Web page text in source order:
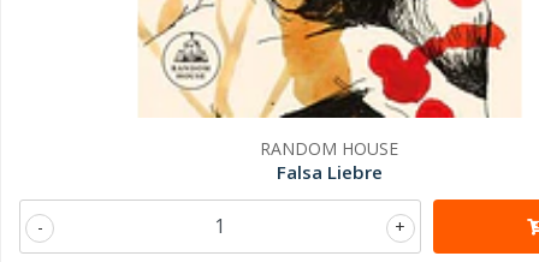
RANDOM HOUSE
Falsa Liebre
+
-